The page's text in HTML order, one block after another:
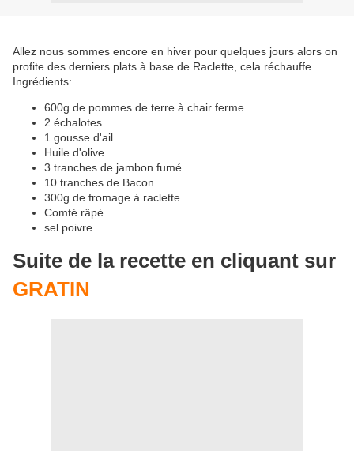
Allez nous sommes encore en hiver pour quelques jours alors on
profite des derniers plats à base de Raclette, cela réchauffe....
Ingrédients:
600g de pommes de terre à chair ferme
2 échalotes
1 gousse d'ail
Huile d'olive
3 tranches de jambon fumé
10 tranches de Bacon
300g de fromage à raclette
Comté râpé
sel poivre
Suite de la recette en cliquant sur
GRATIN